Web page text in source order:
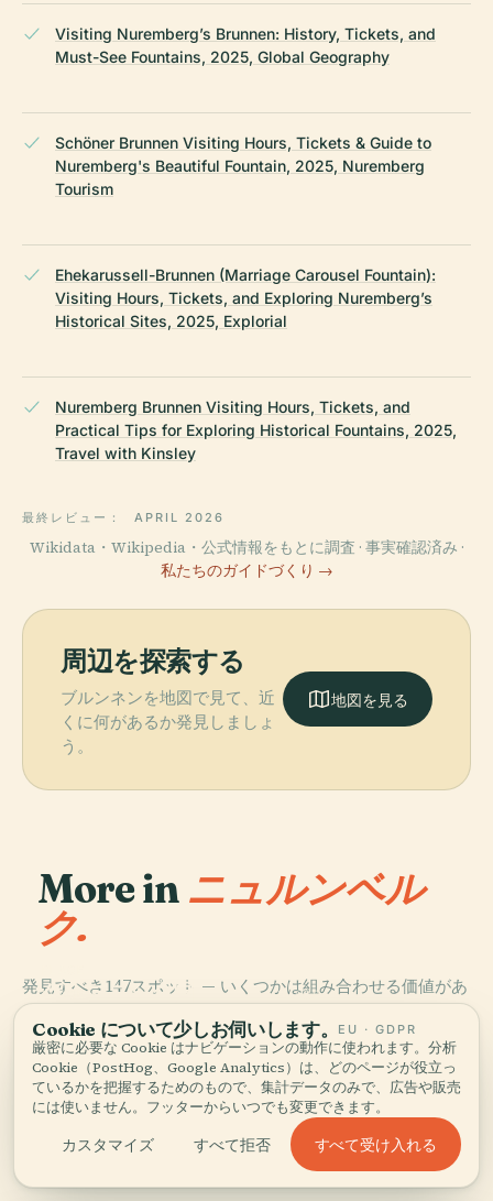
Visiting Nuremberg’s Brunnen: History, Tickets, and
Must-See Fountains, 2025, Global Geography
Schöner Brunnen Visiting Hours, Tickets & Guide to
Nuremberg's Beautiful Fountain, 2025, Nuremberg
Tourism
Ehekarussell-Brunnen (Marriage Carousel Fountain):
Visiting Hours, Tickets, and Exploring Nuremberg’s
Historical Sites, 2025, Explorial
Nuremberg Brunnen Visiting Hours, Tickets, and
Practical Tips for Exploring Historical Fountains, 2025,
Travel with Kinsley
最終レビュー： APRIL 2026
Wikidata・Wikipedia・公式情報をもとに調査 · 事実確認済み ·
私たちのガイドづくり →
周辺を探索する
ブルンネンを地図で見て、近
くに何があるか発見しましょ
う。
地図を見る
More in ニュルンベル
ク.
発見すべき147スポット — いくつかは組み合わせる価値があ
ります。
PLACE
ゲルマン国立博
物館
PLACE
カイザーブルク
城
ゲルマニック国
立博物館のドイ
ツ美術アーカイ
ブ
ニュルンベルク
交通博物館
ニュルンベルクの全147 スポット
Cookie について少しお伺いします。 EU · GDPR
厳密に必要な Cookie はナビゲーションの動作に使われます。分析
Cookie（PostHog、Google Analytics）は、どのページが役立っ
ているかを把握するためのもので、集計データのみで、広告や販売
には使いません。フッターからいつでも変更できます。
カスタマイズ すべて拒否 すべて受け入れる